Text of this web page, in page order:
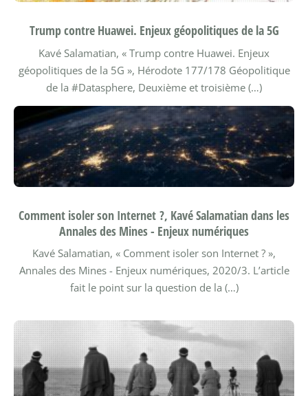
Trump contre Huawei. Enjeux géopolitiques de la 5G
Kavé Salamatian, « Trump contre Huawei. Enjeux
géopolitiques de la 5G », Hérodote 177/178 Géopolitique
de la #Datasphere, Deuxième et troisième (…)
Comment isoler son Internet ?, Kavé Salamatian dans les
Annales des Mines - Enjeux numériques
Kavé Salamatian, « Comment isoler son Internet ? »,
Annales des Mines - Enjeux numériques, 2020/3. L’article
fait le point sur la question de la (…)